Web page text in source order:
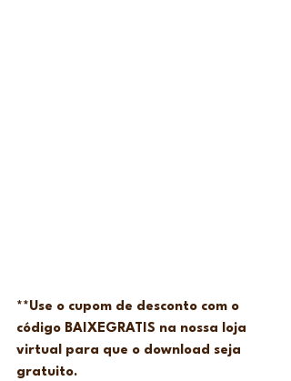
**Use o cupom de desconto com o
código BAIXEGRATIS na nossa loja
virtual para que o download seja
gratuito.